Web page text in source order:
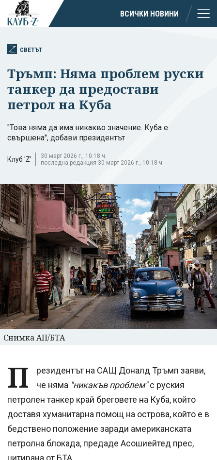
ВСИЧКИ НОВИНИ
СВЕТЪТ
Тръмп: Няма проблем руски
танкер да предостави
петрол на Куба
"Това няма да има никакво значение. Куба е
свършена", добави президентът
Клуб 'Z'
30 март 2026 г., 10:18 ч.
последна редакция 30 март 2026 г., 10:18 ч.
Снимка АП/БТА
П
резидентът на САЩ Доналд Тръмп заяви,
че няма "никакъв проблем"с руския
петролен танкер край бреговете на Куба, който
доставя хуманитарна помощ на острова, който е в
бедствено положение заради американската
петролна блокада, предаде Асошиейтед прес,